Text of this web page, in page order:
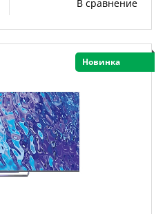
В сравнение
Новинка